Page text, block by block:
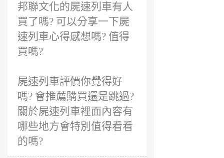
邦聯文化的屍速列車有人
買了嗎? 可以分享一下屍
速列車心得感想嗎? 值得
買嗎?
屍速列車評價你覺得好
嗎? 會推薦購買還是跳過?
關於屍速列車裡面內容有
哪些地方會特別值得看看
的嗎?